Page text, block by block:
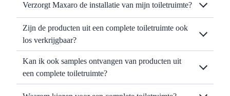
Verzorgt Maxaro de installatie van mijn toiletruimte?
Zijn de producten uit een complete toiletruimte ook
los verkrijgbaar?
Kan ik ook samples ontvangen van producten uit
een complete toiletruimte?